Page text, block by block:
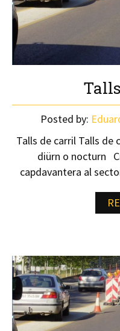
Posted by:
Talls de carril Talls de
diürn o nocturn
capdavantera al